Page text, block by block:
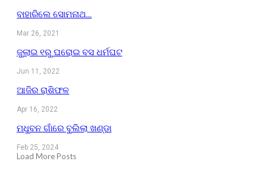
ବାହାରିଲେ ସୋମନାଥ…
Mar 26, 2021
ଜୁଲାଇ ୧ରୁ ଘରୋଇ ବସ ଧର୍ମଘଟ
Jun 11, 2022
ଆଜିର ରାଶିଫଳ
Apr 16, 2022
ମଧୁବନ ଗାଁରେ ବୁଲିଲା ଖଣ୍ଡା
Feb 25, 2024
Load More Posts